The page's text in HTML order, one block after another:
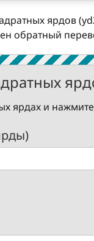
ярдов
обратный
ярдах и